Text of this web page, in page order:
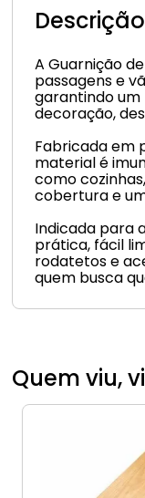
A Guarnição
passagens e
garantindo
decoração,
Fabricada em
material é
como
cobertura e
Indicada para
prática, fácil
rodatetos e
quem busca
Quem viu,